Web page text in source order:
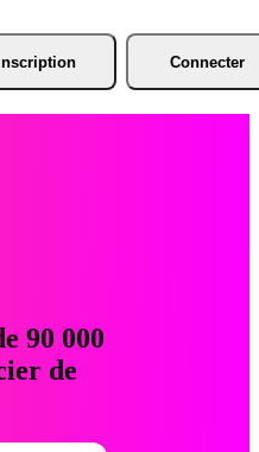
Connecter
90 000
de